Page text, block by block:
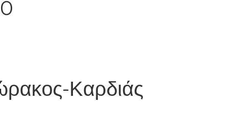
Καρδιάς